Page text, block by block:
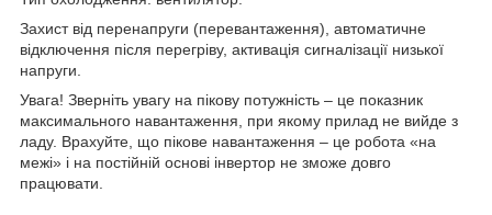
Захист від перенапруги (перевантаження), автоматичне
відключення після перегріву, активація сигналізації низької
напруги.
Увага! Зверніть увагу на пікову потужність – це показник
максимального навантаження, при якому прилад не вийде з
ладу. Врахуйте, що пікове навантаження – це робота «на
межі» і на постійній основі інвертор не зможе довго
працювати.